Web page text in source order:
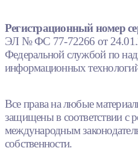
Регистрационный номер
ЭЛ № ФС 77-72266 от
Федеральной службой по
информационных
Все права на любые
защищены в соответствии с
международным
собственности.